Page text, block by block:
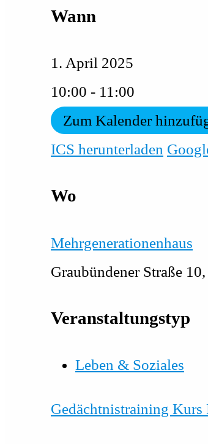
Wann
1. April 2025
10:00 - 11:00
Zum Kalender
ICS herunterladen
Wo
Mehrgenerationenhaus
Graubündener Straße
Veranstaltungstyp
Leben & Soziales
Gedächtnistraining Kurs